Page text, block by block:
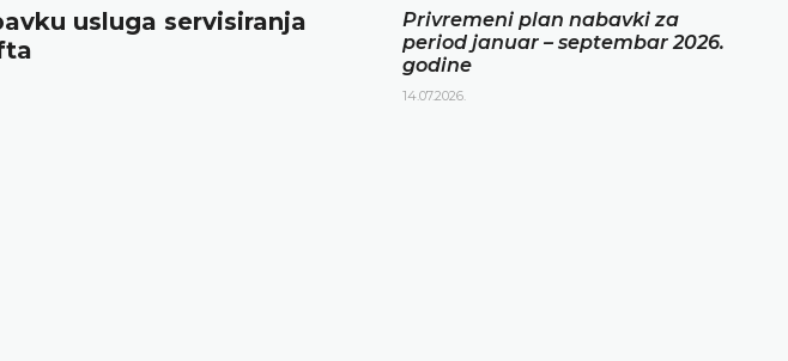
usluga servisiranja
Privremeni plan nabavki za
januar – septembar 2026.
14.07.2026.
Privremeni plan nabavki za
period januar – septembar 2026.
godine
14.07.2026.